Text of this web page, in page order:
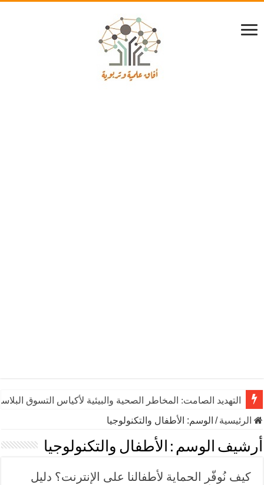
التهديد الصامت: المخاطر الصحية والبيئية لأكياس التسوق
الرئيسية/ الوسم: الأطفال والتكنولوجيا
أرشيف الوسم : الأطفال والتكنولوجيا
كيف نُوفّر الحماية لأطفالنا على الإنترنت؟ دليل